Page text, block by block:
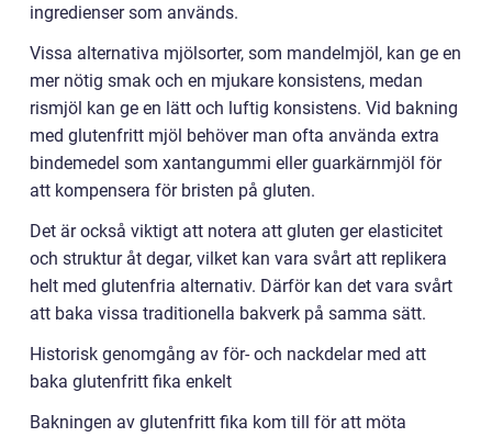
ingredienser som används.
Vissa alternativa mjölsorter, som mandelmjöl, kan ge en
mer nötig smak och en mjukare konsistens, medan
rismjöl kan ge en lätt och luftig konsistens. Vid bakning
med glutenfritt mjöl behöver man ofta använda extra
bindemedel som xantangummi eller guarkärnmjöl för
att kompensera för bristen på gluten.
Det är också viktigt att notera att gluten ger elasticitet
och struktur åt degar, vilket kan vara svårt att replikera
helt med glutenfria alternativ. Därför kan det vara svårt
att baka vissa traditionella bakverk på samma sätt.
Historisk genomgång av för- och nackdelar med att
baka glutenfritt fika enkelt
Bakningen av glutenfritt fika kom till för att möta